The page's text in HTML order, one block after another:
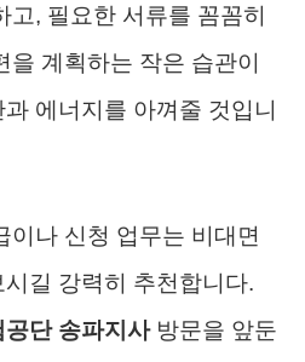
고, 필요한 서류를 꼼꼼히
을 계획하는 작은 습관이
에너지를 아껴줄 것입니
이나 신청 업무는 비대면
길 강력히 추천합니다.
단 송파지사방문을 앞둔